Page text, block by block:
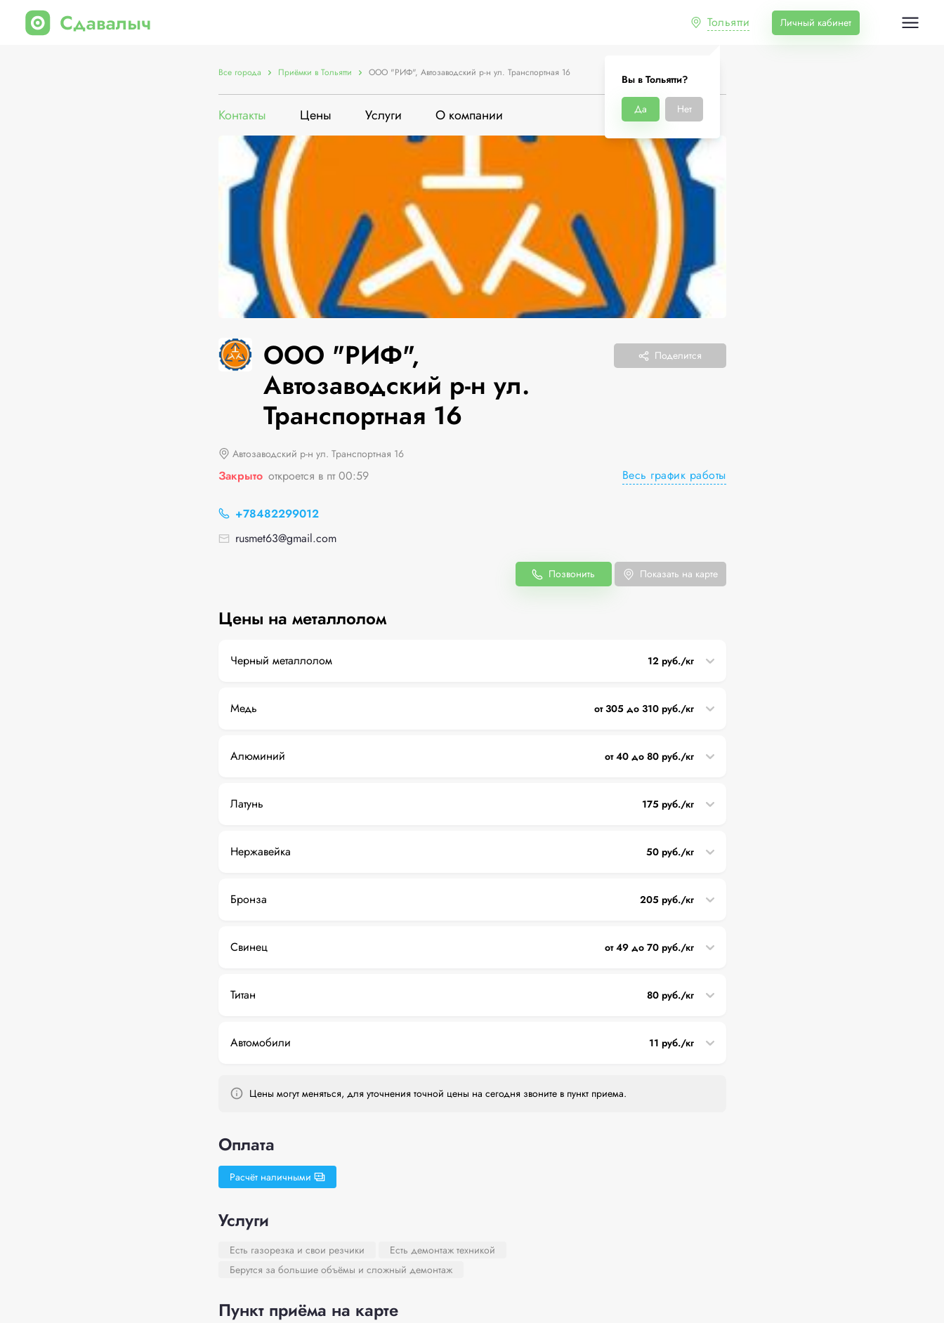
Тольятти
Вы в Тольятти?
Да Нет
Личный кабинет
Все города Приёмки в Тольятти ООО "РИФ", Автозаводский р-н ул. Транспортная 16
Контакты Цены Услуги О компании
ООО "РИФ",
Автозаводский р-н ул.
Транспортная 16
Поделится
Автозаводский р-н ул. Транспортная 16
Закрыто откроется в пт 00:59 Весь график работы
+78482299012
rusmet63@gmail.com
Позвонить Показать на карте
Цены на металлолом
Черный металлолом 12 руб./кг
Медь от 305 до 310 руб./кг
Алюминий от 40 до 80 руб./кг
Латунь 175 руб./кг
Нержавейка 50 руб./кг
Бронза 205 руб./кг
Свинец от 49 до 70 руб./кг
Титан 80 руб./кг
Автомобили 11 руб./кг
Цены могут меняться, для уточнения точной цены на сегодня звоните в пункт приема.
Оплата
Расчёт наличными
Услуги
Есть газорезка и свои резчики
Есть демонтаж техникой
Берутся за большие объёмы и сложный демонтаж
Пункт приёма на карте